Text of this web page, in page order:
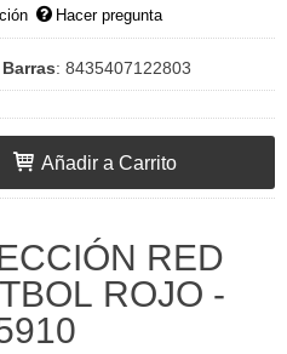
Hacer pregunta
: 8435407122803
Añadir a Carrito
RED
ROJO -